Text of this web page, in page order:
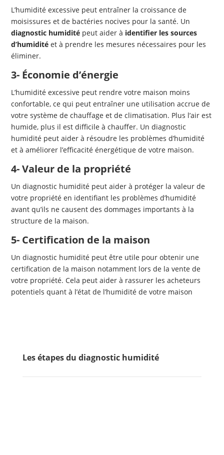
L’humidité excessive peut entraîner la croissance de
moisissures et de bactéries nocives pour la santé. Un
diagnostic humidité peut aider à identifier les sources
d’humidité et à prendre les mesures nécessaires pour les
éliminer.
3- Économie d’énergie
L’humidité excessive peut rendre votre maison moins
confortable, ce qui peut entraîner une utilisation accrue de
votre système de chauffage et de climatisation. Plus l’air est
humide, plus il est difficile à chauffer. Un diagnostic
humidité peut aider à résoudre les problèmes d’humidité
et à améliorer l’efficacité énergétique de votre maison.
4- Valeur de la propriété
Un diagnostic humidité peut aider à protéger la valeur de
votre propriété en identifiant les problèmes d’humidité
avant qu’ils ne causent des dommages importants à la
structure de la maison.
5- Certification de la maison
Un diagnostic humidité peut être utile pour obtenir une
certification de la maison notamment lors de la vente de
votre propriété. Cela peut aider à rassurer les acheteurs
potentiels quant à l’état de l’humidité de votre maison
Les étapes du diagnostic humidité